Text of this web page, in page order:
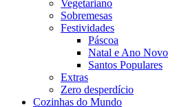
Vegetariano
Sobremesas
Festividades
Páscoa
Natal e Ano Novo
Santos Populares
Extras
Zero desperdício
Cozinhas do Mundo